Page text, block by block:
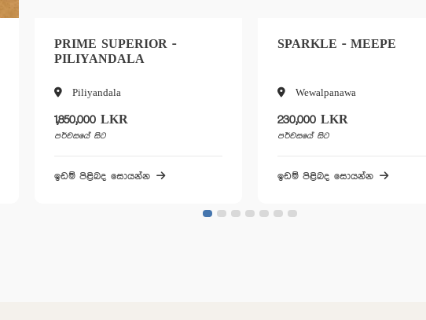
SPARKLE - MEEPE
Wewalpanawa
230,000 LKR
ඉඩම් පිළිබද සොයන්න
PRIME
Weliwita
1,375,000 LKR
ඉඩම් පිළිබද සොයන්න